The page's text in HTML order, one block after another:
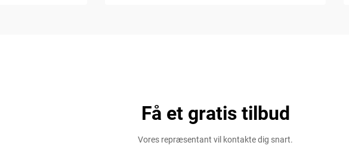
Få et gratis tilbud
Vores repræsentant vil kontakte dig snart.